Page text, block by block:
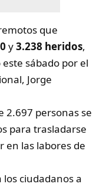
que
y3.238 heridos,
sábado por el
Jorge
2.697 personas se
para trasladarse
en las labores de
ciudadanos a